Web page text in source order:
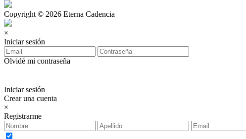
Copyright © 2026 Eterna Cadencia
×
Iniciar sesión
Olvidé mi contraseña
Iniciar sesión
Crear una cuenta
×
Registrarme